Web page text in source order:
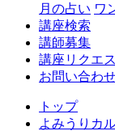
月の占い ワ
講座検索
講師募集
講座リクエ
お問い合わ
トップ
よみうりカ